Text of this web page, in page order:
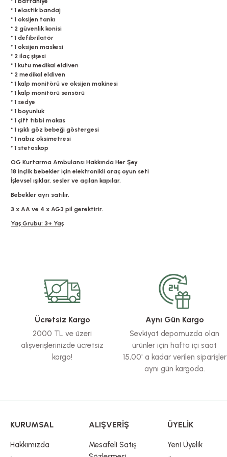
* 1 elastik bandaj
* 1 oksijen tankı
* 2 güvenlik konisi
* 1 defibrilatör
* 1 oksijen maskesi
* 2 ilaç şişesi
* 1 kutu medikal eldiven
* 2 medikal eldiven
* 1 kalp monitörü ve oksijen makinesi
* 1 kalp monitörü sensörü
* 1 sedye
* 1 boyunluk
* 1 çift tıbbi makas
* 1 ışıklı göz bebeği göstergesi
* 1 nabız oksimetresi
* 1 stetoskop
OG Kurtarma Ambulansı Hakkında Her Şey
18 inçlik bebekler için elektronikli araç oyun seti
İşlevsel ışıklar, sesler ve açılan kapılar.
Bebekler ayrı satılır.
3 x AA ve 4 x AG3 pil gerektirir.
Yaş Grubu: 3+ Yaş
Ürün resmi kalitesiz, bozuk veya görüntülenemiyor.
Ürün açıklamasında eksik bilgiler bulunuyor.
Ürün bilgilerinde hatalar bulunuyor.
Ürün fiyatı diğer sitelerden daha pahalı.
Bu ürüne benzer farklı alternatifler olmalı.
Ücretsiz Kargo
2000 TL ve üzeri
alışverişlerinizde ücretsiz
kargo!
Aynı Gün Kargo
Sevkiyat depomuzda olan
ürünler için hafta içi saat
15,00' a kadar verilen siparişler
aynı gün kargoda.
KURUMSAL
Hakkımızda
ALIŞVERİŞ
Mesafeli Satış
ÜYELİK
Yeni Üyelik